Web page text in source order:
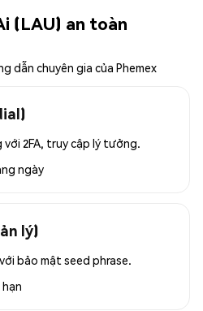
(LAU) an toàn
dẫn chuyên gia của Phemex
2FA, truy cập lý tưởng.
ngày
lý)
bảo mật seed phrase.